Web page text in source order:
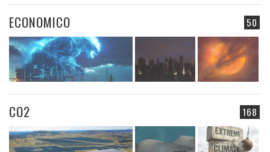
50
ECONOMICO
168
CO2